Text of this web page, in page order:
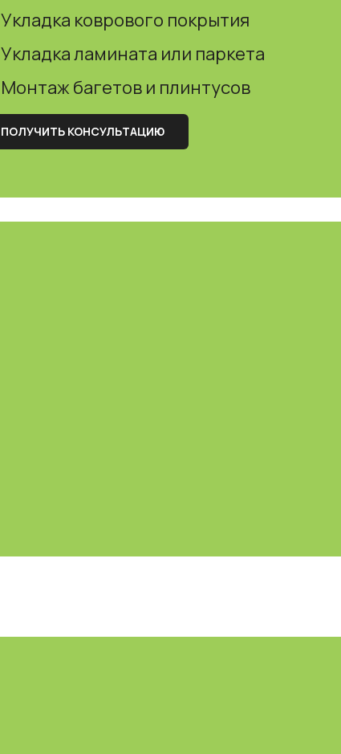
Укладка коврового покрытия
Укладка ламината или паркета
Монтаж багетов и плинтусов
ПОЛУЧИТЬ КОНСУЛЬТАЦИЮ